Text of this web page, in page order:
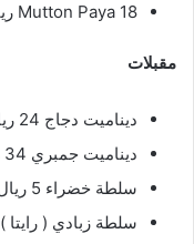
Mutton Paya 18 ريال
مقبلات
ديناميت دجاج 24 ريال
ديناميت جمبري 34 ريال
سلطة خضراء 5 ريال
سلطة زبادي ( رايتا ) 5 ريال